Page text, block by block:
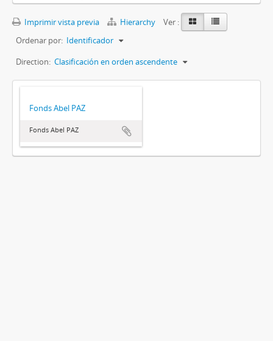
Imprimir vista previa Hierarchy
Ver :
Ordenar por: Identificador
Direction: Clasificación en orden ascendente
Fonds Abel PAZ
Fonds Abel PAZ